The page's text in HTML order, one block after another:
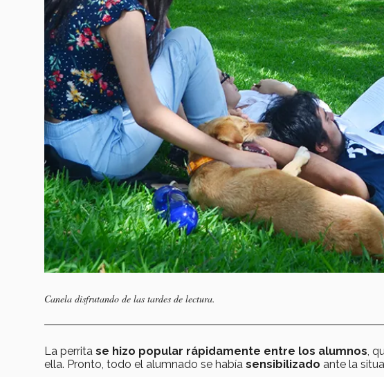
Canela disfrutando de las tardes de lectura.
La perrita se hizo popular rápidamente entre los alumnos,
ella. Pronto, todo el alumnado se había sensibilizado ante la